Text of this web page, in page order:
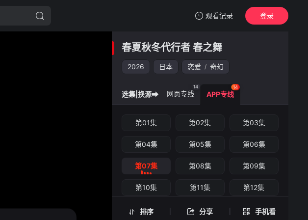
观看记录
我的观影记录
第07集
春夏秋冬代行者 春之舞
登录
春夏秋冬代行者 春之舞
2026 日本 恋爱 / 奇幻
排序 分享 手机看
春夏秋冬代行者 春之舞 -第07集
选集|换源➡ 网页专线
14
APP专线
14
第01集 第02集 第03集
第04集 第05集 第06集
第07集 第08集 第09集
第10集 第11集 第12集
第13集 第14集